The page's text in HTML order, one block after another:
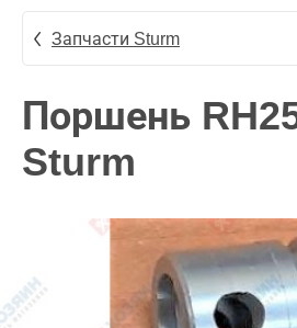
Запчасти Sturm
Поршень
Sturm